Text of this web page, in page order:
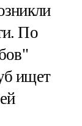
По
ищет